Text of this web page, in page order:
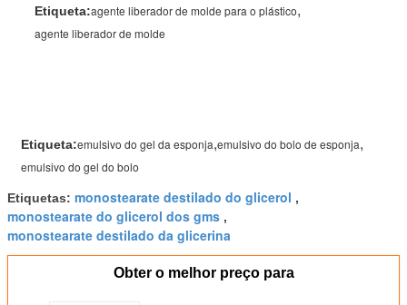
Etiqueta:agente liberador de molde para o plástico,
agente liberador de molde
Etiqueta:emulsivo do gel da esponja,emulsivo do bolo de esponja,
emulsivo do gel do bolo
Etiquetas: monostearate destilado do glicerol ,
monostearate do glicerol dos gms ,
monostearate destilado da glicerina
Obter o melhor preço para